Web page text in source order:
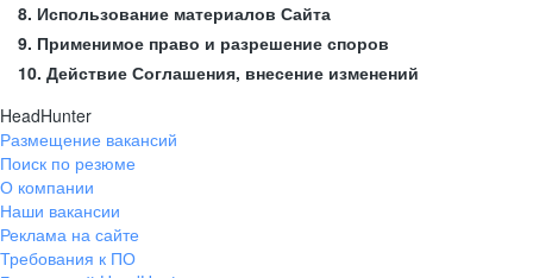
8. Использование материалов Сайта
9. Применимое право и разрешение споров
10. Действие Соглашения, внесение изменений
HeadHunter
Размещение вакансий
Поиск по резюме
О компании
Наши вакансии
Реклама на сайте
Требования к ПО